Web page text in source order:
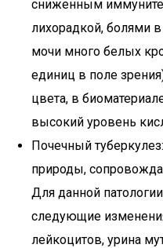
сниженным
лихорадкой, болями
мочи много белых
единиц в поле
цвета, в
высокий уровень
Почечный
природы,
Для данной
следующие
лейкоцитов, урина